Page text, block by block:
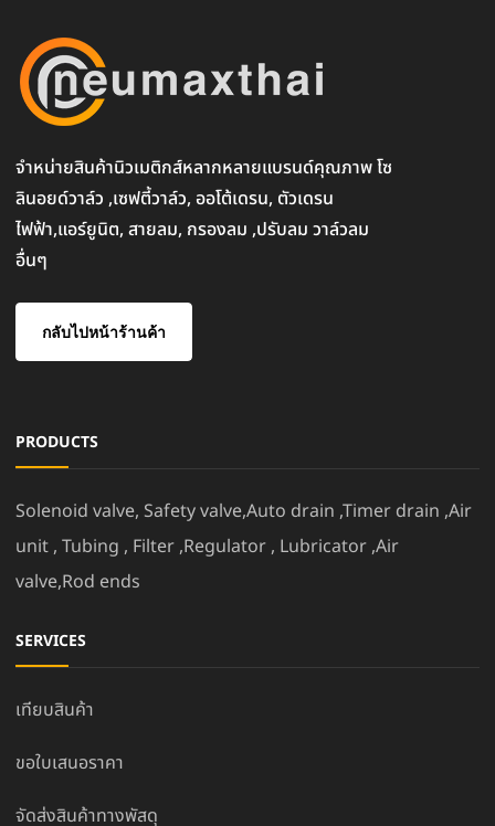
จำหน่ายสินค้านิวเมติกส์หลากหลายแบรนด์คุณภาพ โซ
ลินอยด์วาล์ว ,เซฟตี้วาล์ว, ออโต้เดรน, ตัวเดรน
ไฟฟ้า,แอร์ยูนิต, สายลม, กรองลม ,ปรับลม วาล์วลม
อื่นๆ
กลับไปหน้าร้านค้า
PRODUCTS
Solenoid valve, Safety valve,Auto drain ,Timer drain ,Air
unit , Tubing , Filter ,Regulator , Lubricator ,Air
valve,Rod ends
SERVICES
เทียบสินค้า
ขอใบเสนอราคา
จัดส่งสินค้าทางพัสดุ